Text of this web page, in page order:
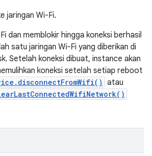
jaringan Wi-Fi.
dan memblokir hingga koneksi berhasil
satu jaringan Wi-Fi yang diberikan di
Setelah koneksi dibuat, instance akan
koneksi setelah setiap reboot
atau